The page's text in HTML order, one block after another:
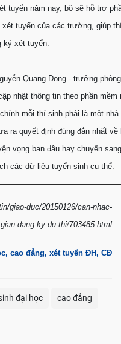
tuyển năm nay, bộ sẽ hỗ trợ
tuyển của các trường, giúp
ký xét tuyển.
Quang Dong - trưởng
nhật thông tin theo phần mềm
mỗi thí sinh phải là một nhà
ra quyết định đúng đắn nhất về
vọng ban đầu hay chuyển
các dữ liệu tuyển sinh cụ thể.
giao-duc/20150126/can-nhac-
dang-ky-du-thi/703485.html
cao đẳng, xét tuyển ĐH, CĐ
đại học cao đẳng